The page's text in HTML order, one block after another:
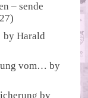
– sende
byHarald
vom… by
by